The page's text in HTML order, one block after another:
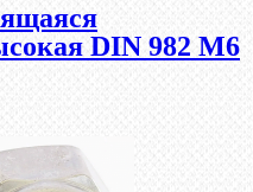
DIN 982 М6